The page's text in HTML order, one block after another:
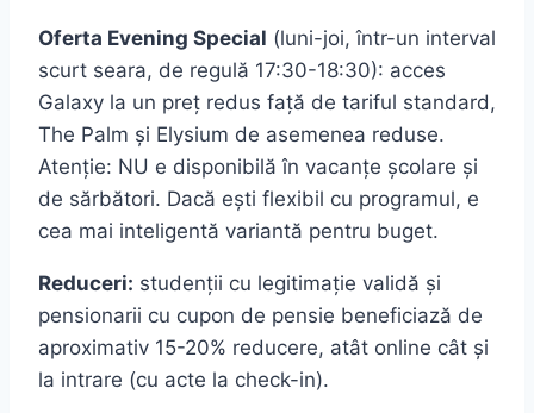
Oferta Evening Special (luni-joi, într-un interval
scurt seara, de regulă 17:30-18:30): acces
Galaxy la un preț redus față de tariful standard,
The Palm și Elysium de asemenea reduse.
Atenție: NU e disponibilă în vacanțe școlare și
de sărbători. Dacă ești flexibil cu programul, e
cea mai inteligentă variantă pentru buget.
Reduceri: studenții cu legitimație validă și
pensionarii cu cupon de pensie beneficiază de
aproximativ 15-20% reducere, atât online cât și
la intrare (cu acte la check-in).